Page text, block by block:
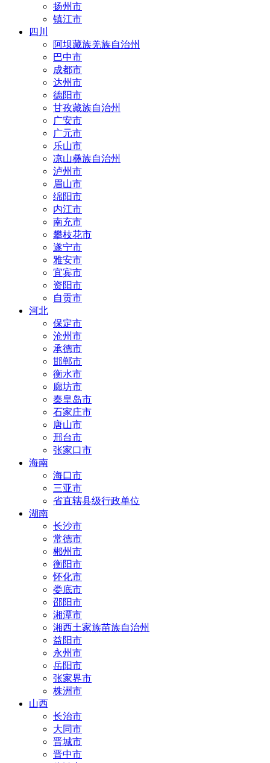
扬州市
镇江市
四川
阿坝藏族羌族自治州
巴中市
成都市
达州市
德阳市
甘孜藏族自治州
广安市
广元市
乐山市
凉山彝族自治州
泸州市
眉山市
绵阳市
内江市
南充市
攀枝花市
遂宁市
雅安市
宜宾市
资阳市
自贡市
河北
保定市
沧州市
承德市
邯郸市
衡水市
廊坊市
秦皇岛市
石家庄市
唐山市
邢台市
张家口市
海南
海口市
三亚市
省直辖县级行政单位
湖南
长沙市
常德市
郴州市
衡阳市
怀化市
娄底市
邵阳市
湘潭市
湘西土家族苗族自治州
益阳市
永州市
岳阳市
张家界市
株洲市
山西
长治市
大同市
晋城市
晋中市